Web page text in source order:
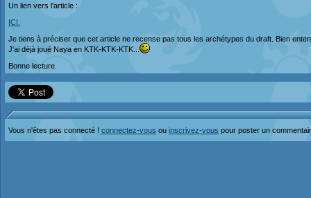
Un lien vers l'article :
ICI.
Je tiens à préciser que cet article ne recense pas tous les archétypes du draft. Bien
J'ai déjà joué Naya en KTK-KTK-KTK...
Bonne lecture.
Vous n'êtes pas connecté ! connectez-vous ou inscrivez-vous pour poster un